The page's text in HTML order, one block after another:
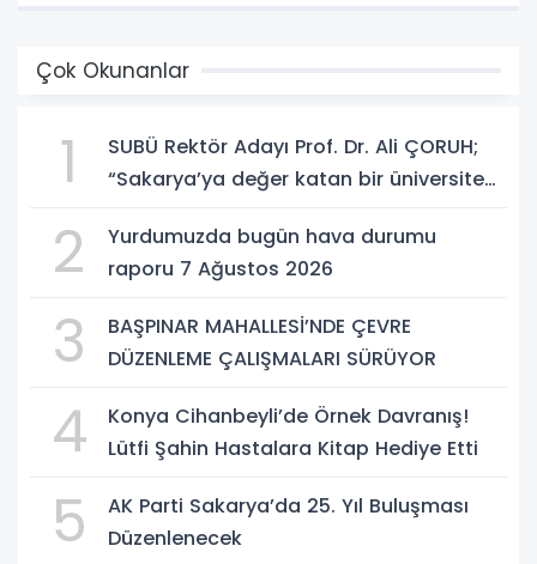
Çok Okunanlar
1
SUBÜ Rektör Adayı Prof. Dr. Ali ÇORUH;
“Sakarya’ya değer katan bir üniversite
2
Yurdumuzda bugün hava durumu
raporu 7 Ağustos 2026
3
BAŞPINAR MAHALLESİ’NDE ÇEVRE
DÜZENLEME ÇALIŞMALARI SÜRÜYOR
4
Konya Cihanbeyli’de Örnek Davranış!
Lütfi Şahin Hastalara Kitap Hediye Etti
5
AK Parti Sakarya’da 25. Yıl Buluşması
Düzenlenecek